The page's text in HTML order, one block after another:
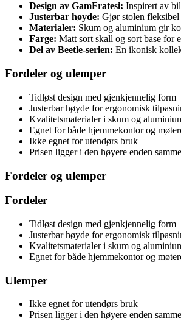
Design av GamFratesi: Inspirert av
Justerbar høyde: Gjør stolen fleksibel
Materialer: Skum og aluminium gir
Farge: Matt sort skall og sort base for
Del av Beetle-serien: En ikonisk
Fordeler og ulemper
Tidløst design med gjenkjennelig form
Justerbar høyde for ergonomisk
Kvalitetsmaterialer i skum og
Egnet for både hjemmekontor og
Ikke egnet for utendørs bruk
Prisen ligger i den høyere enden
Fordeler og ulemper
Fordeler
Tidløst design med gjenkjennelig form
Justerbar høyde for ergonomisk
Kvalitetsmaterialer i skum og
Egnet for både hjemmekontor og
Ulemper
Ikke egnet for utendørs bruk
Prisen ligger i den høyere enden